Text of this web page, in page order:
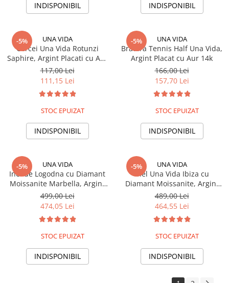
INDISPONIBIL INDISPONIBIL
-5% UNA VIDA
Cercei Una Vida Rotunzi
Saphire, Argint Placati cu Aur
18k
117,00 Lei
111,15 Lei
STOC EPUIZAT
INDISPONIBIL
-5% UNA VIDA
Bratara Tennis Half Una Vida,
Argint Placat cu Aur 14k
166,00 Lei
157,70 Lei
STOC EPUIZAT
INDISPONIBIL
-5% UNA VIDA
Inel de Logodna cu Diamant
Moissanite Marbella, Argint
925
499,00 Lei
474,05 Lei
STOC EPUIZAT
INDISPONIBIL
-5% UNA VIDA
Inel Una Vida Ibiza cu
Diamant Moissanite, Argint
925
489,00 Lei
464,55 Lei
STOC EPUIZAT
INDISPONIBIL